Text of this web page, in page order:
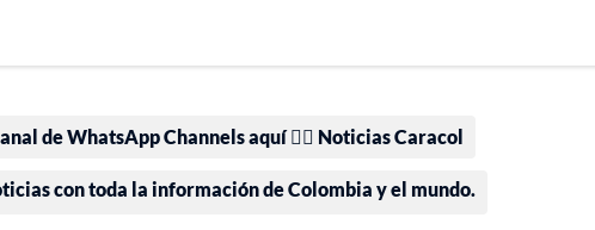
de WhatsApp Channels aquí 👉🏻 Noticias Caracol
con toda la información de Colombia y el mundo.